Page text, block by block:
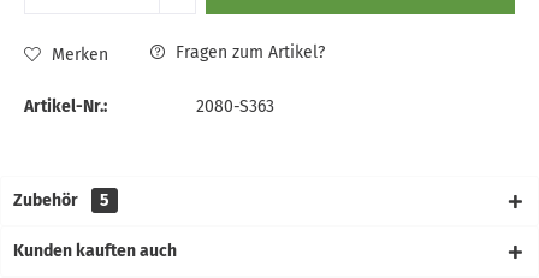
Merken Fragen zum Artikel?
Artikel-Nr.: 2080-S363
Zubehör 5
Kunden kauften auch